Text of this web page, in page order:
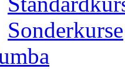
Sonderkurse